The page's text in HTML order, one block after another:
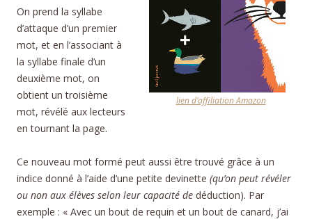
lien d’affiliation Amazon
On prend la syllabe
d’attaque d’un premier
mot, et en l’associant à
la syllabe finale d’un
deuxième mot, on
obtient un troisième
mot, révélé aux lecteurs
en tournant la page.
Ce nouveau mot formé peut aussi être trouvé grâce à un
indice donné à l’aide d’une petite devinette (qu’on peut révéler
ou non aux élèves selon leur capacité de déduction). Par
exemple : « Avec un bout de requin et un bout de canard, j’ai